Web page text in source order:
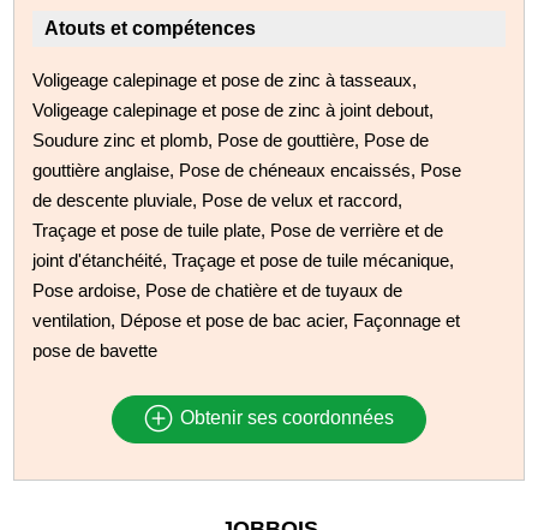
Atouts et compétences
Voligeage calepinage et pose de zinc à tasseaux,
Voligeage calepinage et pose de zinc à joint debout,
Soudure zinc et plomb, Pose de gouttière, Pose de
gouttière anglaise, Pose de chéneaux encaissés, Pose
de descente pluviale, Pose de velux et raccord,
Traçage et pose de tuile plate, Pose de verrière et de
joint d'étanchéité, Traçage et pose de tuile mécanique,
Pose ardoise, Pose de chatière et de tuyaux de
ventilation, Dépose et pose de bac acier, Façonnage et
pose de bavette
Obtenir ses coordonnées